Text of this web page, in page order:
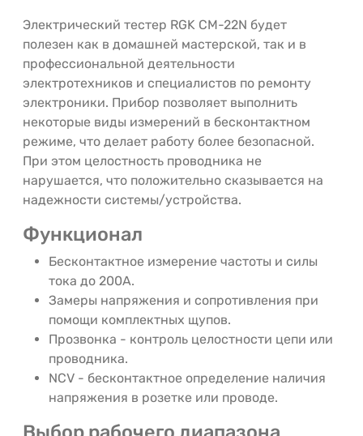
Электрический тестер RGK CM-22N будет
полезен как в домашней мастерской, так и в
профессиональной деятельности
электротехников и специалистов по ремонту
электроники. Прибор позволяет выполнить
некоторые виды измерений в бесконтактном
режиме, что делает работу более безопасной.
При этом целостность проводника не
нарушается, что положительно сказывается на
надежности системы/устройства.
Функционал
Бесконтактное измерение частоты и силы
тока до 200А.
Замеры напряжения и сопротивления при
помощи комплектных щупов.
Прозвонка - контроль целостности цепи или
проводника.
NCV - бесконтактное определение наличия
напряжения в розетке или проводе.